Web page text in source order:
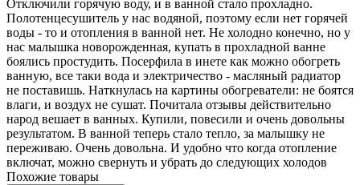
Отключили горячую воду, и в ванной стало прохладно.
Полотенцесушитель у нас водяной, поэтому если нет горячей
воды - то и отопления в ванной нет. Не холодно конечно, но у
нас малышка новорожденная, купать в прохладной ванне
боялись простудить. Посерфила в инете как можно обогреть
ванную, все таки вода и электричество - масляный радиатор
не поставишь. Наткнулась на картины обогреватели: не боятся
влаги, и воздух не сушат. Почитала отзывы действительно
народ вешает в ванных. Купили, повесили и очень довольны
результатом. В ванной теперь стало тепло, за малышку не
переживаю. Очень довольна. И удобно что когда отопление
включат, можно свернуть и убрать до следующих холодов
Похожие товары